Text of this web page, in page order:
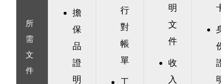
所
需
文
件
擔
保
品
證
明
行
對
帳
單
明
文
件
收
入